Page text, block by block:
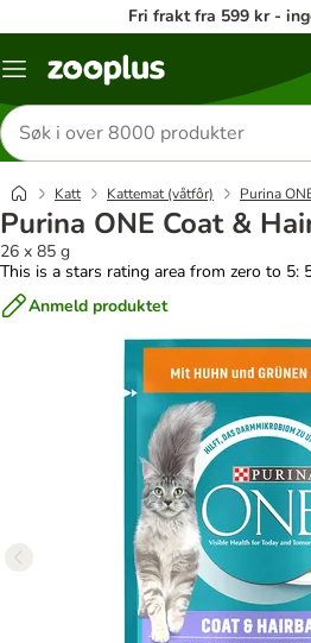
Fri frakt fra 599 kr -
Katalogmeny
Søk
etter
produkter
Katt Kattemat (våtfôr) Purina
Purina ONE Coat &
26 x 85 g
This is a stars rating area from zero to 5:
Anmeld produktet